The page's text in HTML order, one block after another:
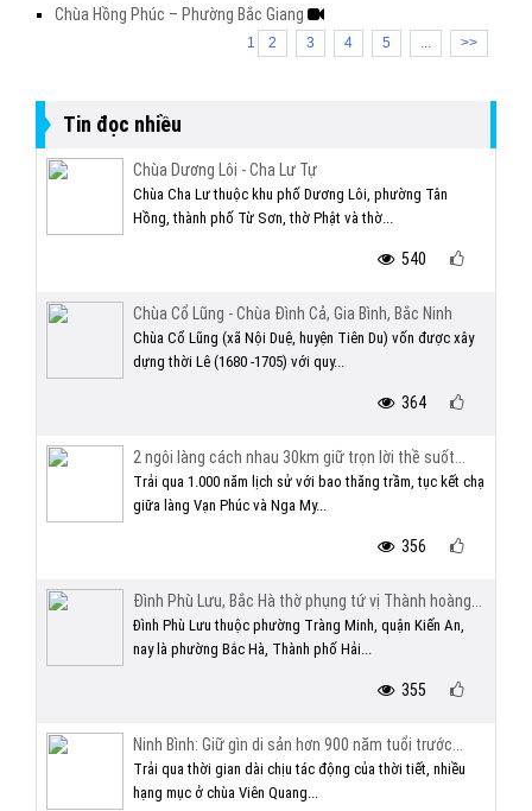
Chùa Hồng Phúc – Phường Bắc Giang
1 2 3 4 5 ... >>
Tin đọc nhiều
Chùa Dương Lôi - Cha Lư Tự
Chùa Cha Lư thuộc khu phố Dương Lôi, phường Tân
Hồng, thành phố Từ Sơn, thờ Phật và thờ...
540
Chùa Cổ Lũng - Chùa Đình Cả, Gia Bình, Bắc Ninh
Chùa Cổ Lũng (xã Nội Duệ, huyện Tiên Du) vốn được xây
dựng thời Lê (1680 -1705) với quy...
364
2 ngôi làng cách nhau 30km giữ trọn lời thề suốt...
Trải qua 1.000 năm lịch sử với bao thăng trầm, tục kết chạ
giữa làng Vạn Phúc và Nga My...
356
Đình Phù Lưu, Bắc Hà thờ phụng tứ vị Thành hoàng...
Đình Phù Lưu thuộc phường Tràng Minh, quận Kiến An,
nay là phường Bắc Hà, Thành phố Hải...
355
Ninh Bình: Giữ gìn di sản hơn 900 năm tuổi trước...
Trải qua thời gian dài chịu tác động của thời tiết, nhiều
hạng mục ở chùa Viên Quang...